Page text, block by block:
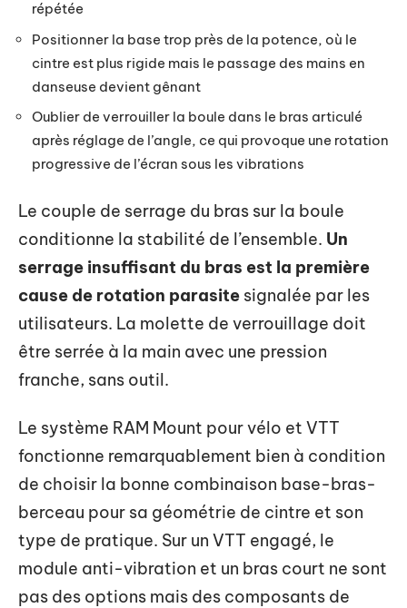
répétée
Positionner la base trop près de la potence, où le
cintre est plus rigide mais le passage des mains en
danseuse devient gênant
Oublier de verrouiller la boule dans le bras articulé
après réglage de l’angle, ce qui provoque une rotation
progressive de l’écran sous les vibrations
Le couple de serrage du bras sur la boule
conditionne la stabilité de l’ensemble. Un
serrage insuffisant du bras est la première
cause de rotation parasite signalée par les
utilisateurs. La molette de verrouillage doit
être serrée à la main avec une pression
franche, sans outil.
Le système RAM Mount pour vélo et VTT
fonctionne remarquablement bien à condition
de choisir la bonne combinaison base-bras-
berceau pour sa géométrie de cintre et son
type de pratique. Sur un VTT engagé, le
module anti-vibration et un bras court ne sont
pas des options mais des composants de